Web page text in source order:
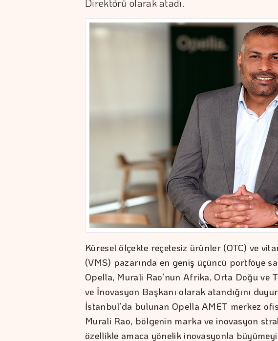
Direktörü olarak atadı.
Küresel ölçekte reçetesiz ürünler (OTC) ve
(VMS) pazarında en geniş üçüncü portföye
Opella, Murali Rao’nun Afrika, Orta Doğu ve
ve İnovasyon Başkanı olarak atandığını
İstanbul’da bulunan Opella AMET merkez
Murali Rao, bölgenin marka ve inovasyon
özellikle amaca yönelik inovasyonla